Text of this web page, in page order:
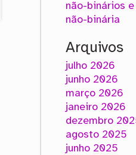
não-binários
não-binária
Arquivos
julho 2026
junho 2026
março 2026
janeiro 2026
dezembro
agosto 2025
junho 2025